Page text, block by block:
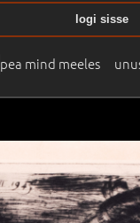
pea mind meeles
logi sisse